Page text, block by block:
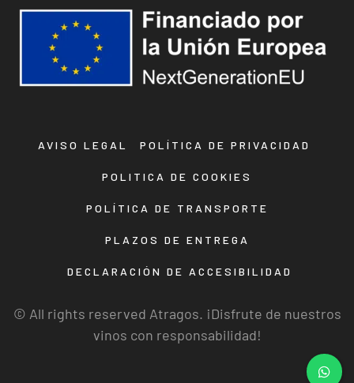
AVISO LEGAL POLÍTICA DE PRIVACIDAD
POLITICA DE COOKIES
POLÍTICA DE TRANSPORTE
PLAZOS DE ENTREGA
DECLARACIÓN DE ACCESIBILIDAD
© All rights reserved Atragos. ¡Disfrute de nuestros
vinos con responsabilidad!